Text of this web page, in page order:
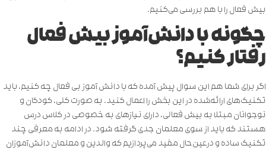
بیش فعال را با هم بررسی می‌کنیم.
چگونه با دانش‌آموز بیش فعال
رفتار کنیم؟
اگر برای شما هم این سوال پیش آمده که با دانش آموز بی فعال چه کنیم، باید
تکنیک‌های ارائه‌شده در این بخش را اعمال کنید. به صورت کلی، کودکان و
نوجوانان مبتلا به بیش فعالی، دارای نیازهای به خصوصی در کلاس درس
هستند که باید از سوی معلمان جدی گرفته شود. در ادامه به معرفی چند
تکنیک ساده و درعین‌حال مفید می‌پردازیم که والدین و معلمان دانش‌آموزان